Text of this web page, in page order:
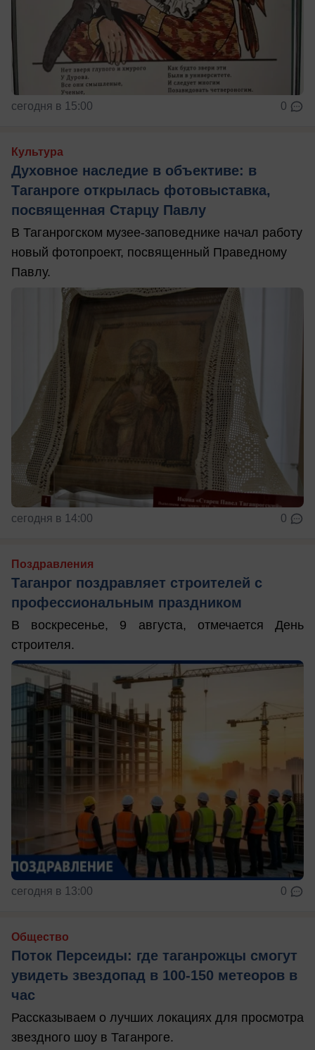
сегодня в 15:00 0
Культура
Духовное наследие в объективе: в
Таганроге открылась фотовыставка,
посвященная Старцу Павлу
В Таганрогском музее-заповеднике начал работу
новый фотопроект, посвященный Праведному
Павлу.
сегодня в 14:00 0
Поздравления
Таганрог поздравляет строителей с
профессиональным праздником
В воскресенье, 9 августа, отмечается День
строителя.
сегодня в 13:00 0
Общество
Поток Персеиды: где таганрожцы смогут
увидеть звездопад в 100-150 метеоров в
час
Рассказываем о лучших локациях для просмотра
звездного шоу в Таганроге.